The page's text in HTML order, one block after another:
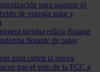
para sustituir el
de energía solar y
turbina eólica flotante
flotante de patas
para cubrir la nueva
tras el veto de la FCC a